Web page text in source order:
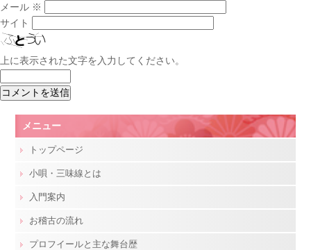
メール ※
サイト
上に表示された文字を入力してください。
メニュー
トップページ
小唄・三味線とは
入門案内
お稽古の流れ
プロフイールと主な舞台歴